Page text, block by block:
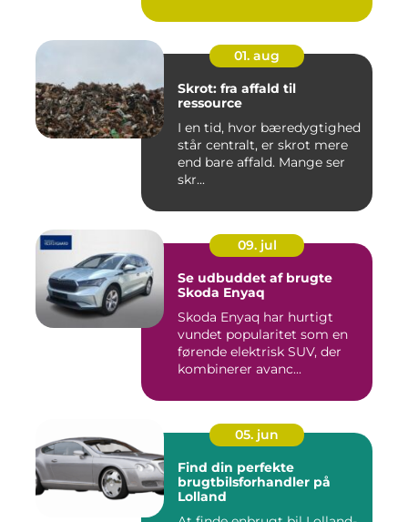
01. aug
Skrot: fra affald til
ressource
I en tid, hvor bæredygtighed
står centralt, er skrot mere
end bare affald. Mange ser
skr...
09. jul
Se udbuddet af brugte
Skoda Enyaq
Skoda Enyaq har hurtigt
vundet popularitet som en
førende elektrisk SUV, der
kombinerer avanc...
05. jun
Find din perfekte
brugtbilsforhandler på
Lolland